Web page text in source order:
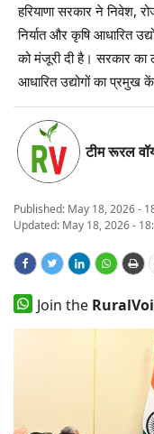
Opinion
Politics
Magazine
States
Events
Agritech
Cooperatives
Rural Dialogue
हरियाणा सरकार ने निवेश,
निर्यात और कृषि आधारित
को मंजूरी दी है। सरकार का
आधारित उद्योगों का प्रमुख
टीम रूरल
Published: May 18, 2026 -
Updated: May 18, 2026 -
Join the